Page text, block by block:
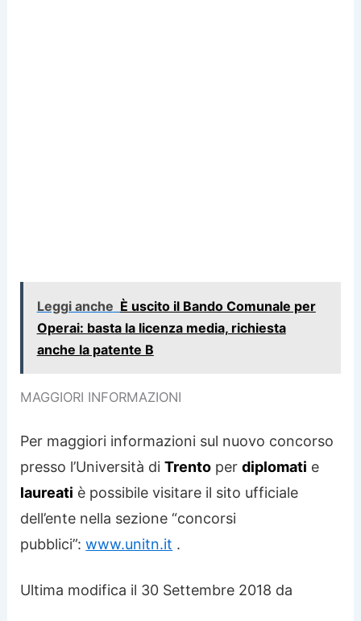
Leggi anche È uscito il Bando Comunale per
Operai: basta la licenza media, richiesta
anche la patente B
MAGGIORI INFORMAZIONI
Per maggiori informazioni sul nuovo concorso
presso l’Università diTrento perdiplomati e
laureati è possibile visitare il sito ufficiale
dell’ente nella sezione “concorsi
pubblici”:www.unitn.it .
Ultima modifica il 30 Settembre 2018 da